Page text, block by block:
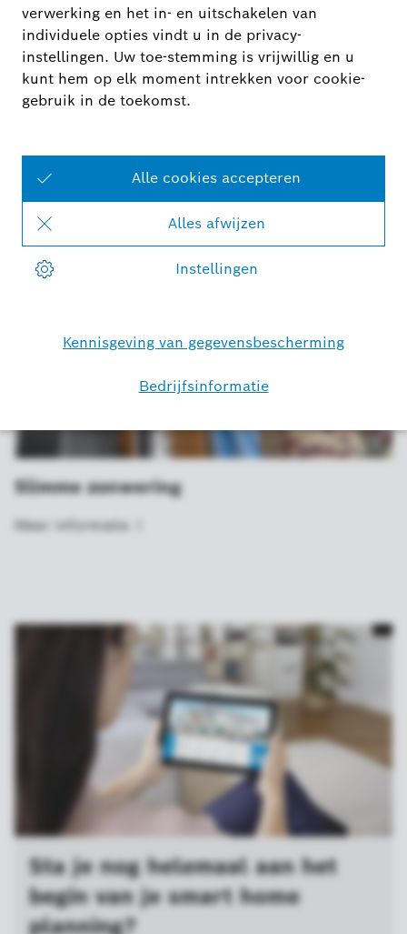
Slimme verlichting
Slimme zonwering
Meer informatie
Sta je nog helemaal aan het
begin van je smart home
planning?